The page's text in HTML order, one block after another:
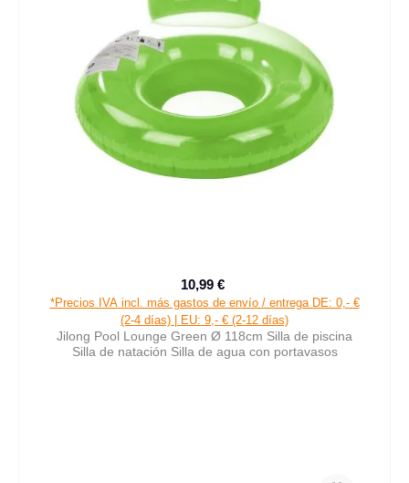
Precio de venta:
10,99 €
*Precios IVA incl. más gastos de envío / entrega DE: 0,- €
(2-4 días) | EU: 9,- € (2-12 días)
Jilong Pool Lounge Green Ø 118cm Silla de piscina
Silla de natación Silla de agua con portavasos